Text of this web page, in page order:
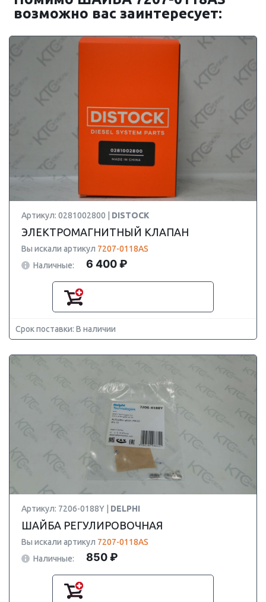
возможно вас заинтересует:
Артикул: 0281002800 | DISTOCK
ЭЛЕКТРОМАГНИТНЫЙ КЛАПАН
Вы искали артикул 7207-0118AS
Наличные:
6 400 ₽
Срок поставки: В наличии
Артикул: 7206-0188Y | DELPHI
ШАЙБА РЕГУЛИРОВОЧНАЯ
Вы искали артикул 7207-0118AS
Наличные:
850 ₽